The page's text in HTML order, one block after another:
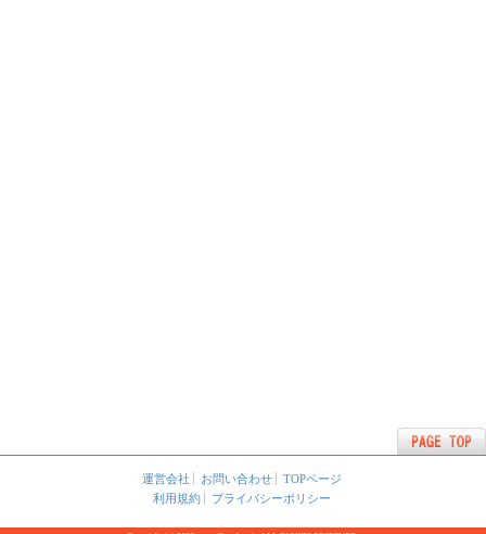
運営会社 お問い合わせ
TOPページ
利用規約
プライバシーポリシー